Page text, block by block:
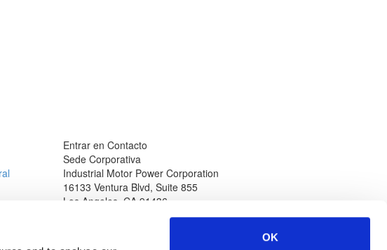
OK
Entrar en Contacto
Sede Corporativa
Industrial Motor Power Corporation
16133 Ventura Blvd, Suite 855
Los Angeles CA 91436
Sitio Web
Correo Electrónico